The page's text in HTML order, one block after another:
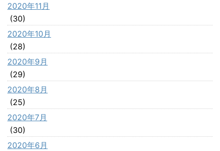
2020年11月
(30)
2020年10月
(28)
2020年9月
(29)
2020年8月
(25)
2020年7月
(30)
2020年6月